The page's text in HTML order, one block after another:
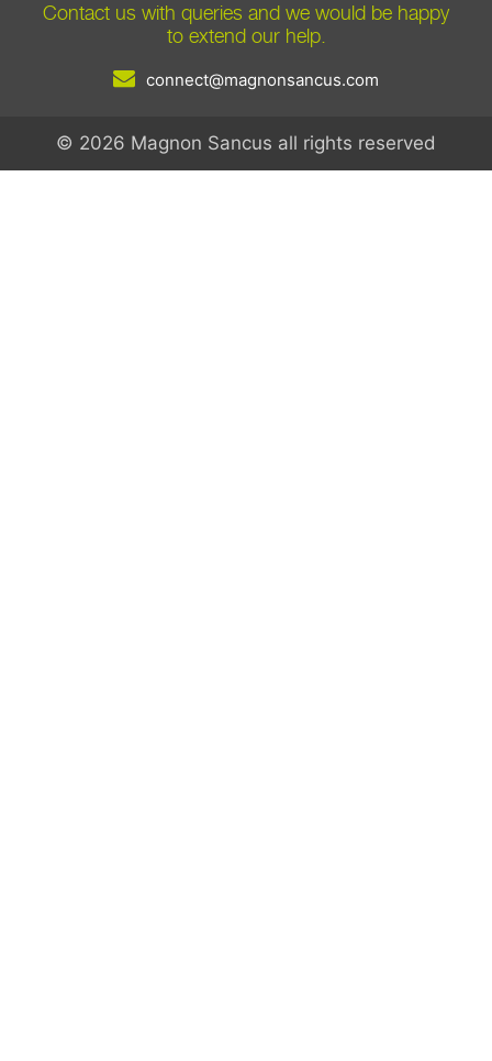
Contact us with queries and we would be happy
to extend our help.
connect@magnonsancus.com
© 2026 Magnon Sancus all rights reserved